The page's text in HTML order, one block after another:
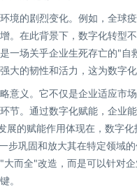
境的剧烈变化。例如，全球
。在此背景下，数字化转型
一场关乎企业生死存亡的"
大的韧性和活力，这为数字
意义。它不仅是企业适应市
节。通过数字化赋能，企业
的赋能作用体现在，数字
步巩固和放大其在特定领域
而全"改造，而是可以针对
。